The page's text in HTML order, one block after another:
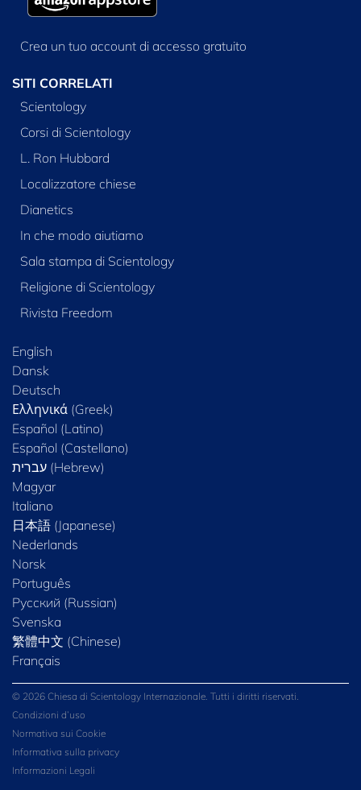
Crea un tuo account di accesso gratuito
SITI CORRELATI
Scientology
Corsi di Scientology
L. Ron Hubbard
Localizzatore chiese
Dianetics
In che modo aiutiamo
Sala stampa di Scientology
Religione di Scientology
Rivista Freedom
English
Dansk
Deutsch
Ελληνικά (Greek)
Español (Latino)
Español (Castellano)
Magyar
Italiano
日本語 (Japanese)
Nederlands
Norsk
Português
Русский (Russian)
Svenska
繁體中文 (Chinese)
Français
© 2026 Chiesa di Scientology Internazionale. Tutti i diritti riservati.
Condizioni d’uso
Normativa sui Cookie
Informativa sulla privacy
Informazioni Legali